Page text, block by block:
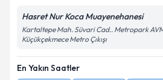
Hasret Nur Koca Muayenehanesi
Kartaltepe Mah. Süvari Cad.. Metropark
Küçükçekmece Metro Çıkışı
En Yakın Saatler